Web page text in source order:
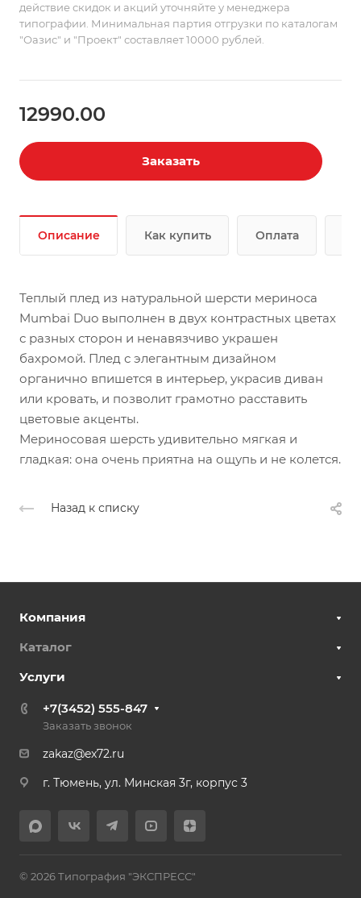
действие скидок и акций уточняйте у менеджера
типографии. Минимальная партия отгрузки по каталогам
"Оазис" и "Проект" составляет 10000 рублей.
12990.00
Заказать
Описание Как купить Оплата
Теплый плед из натуральной шерсти мериноса
Mumbai Duo выполнен в двух контрастных цветах
с разных сторон и ненавязчиво украшен
бахромой. Плед с элегантным дизайном
органично впишется в интерьер, украсив диван
или кровать, и позволит грамотно расставить
цветовые акценты.
Мериносовая шерсть удивительно мягкая и
гладкая: она очень приятна на ощупь и не колется.
Назад к списку
Компания
Каталог
Услуги
+7(3452) 555-847
Заказать звонок
zakaz@ex72.ru
г. Тюмень, ул. Минская 3г, корпус 3
© 2026 Типография "ЭКСПРЕСС"